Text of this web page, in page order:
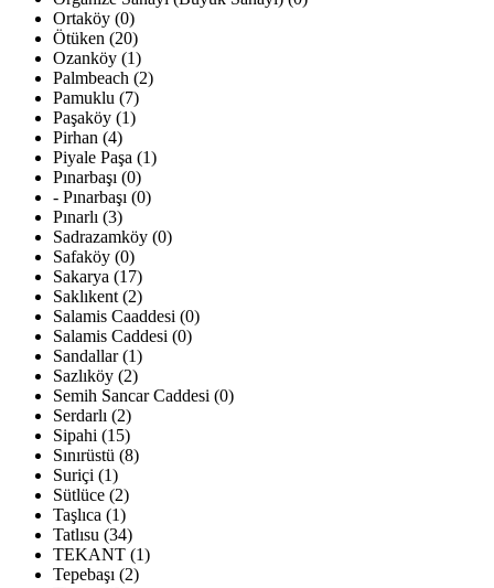
Ortaköy (0)
Ötüken (20)
Ozanköy (1)
Palmbeach (2)
Pamuklu (7)
Paşaköy (1)
Pirhan (4)
Piyale Paşa (1)
Pınarbaşı (0)
- Pınarbaşı (0)
Pınarlı (3)
Sadrazamköy (0)
Safaköy (0)
Sakarya (17)
Saklıkent (2)
Salamis Caaddesi (0)
Salamis Caddesi (0)
Sandallar (1)
Sazlıköy (2)
Semih Sancar Caddesi (0)
Serdarlı (2)
Sipahi (15)
Sınırüstü (8)
Suriçi (1)
Sütlüce (2)
Taşlıca (1)
Tatlısu (34)
TEKANT (1)
Tepebaşı (2)